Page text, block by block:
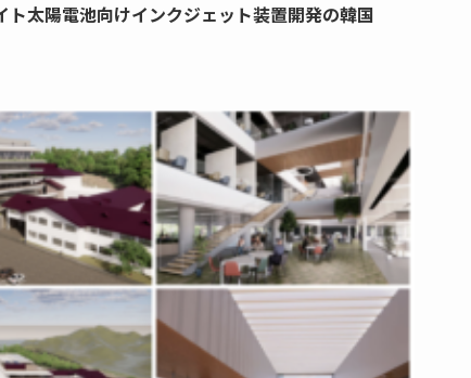
太陽電池向けインクジェット装置開発の韓国